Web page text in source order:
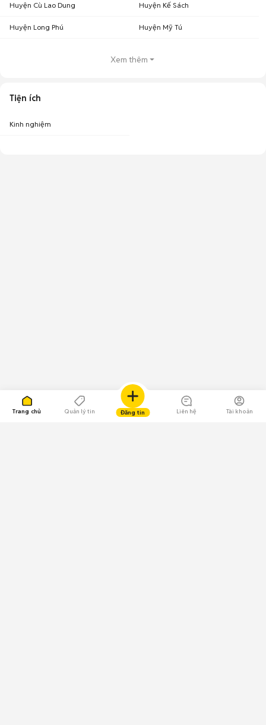
Trang chủ Quản lý tin Đăng tin Liên hệ Tài khoản
Huyện Cù Lao Dung Huyện Kế Sách
Huyện Long Phú Huyện Mỹ Tú
Xem thêm
Tiện ích
Kinh nghiệm